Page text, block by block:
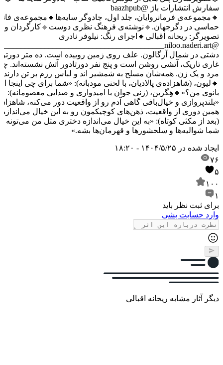
سفارش انتشارات باژ @baazhpub
🔸مجموعه‌ی فرمانروایان، جلد اول، جادوگر سایه‌ها 🔸مجموعه‌ی
حماسی در دگرجهان. 🔸نوشته‌ی فرهنگ نظری دوست 🔸کارگردان و
تصویرگر: ریحانه اقبالی 🔸اجرای رنگ: نیلوفر نادری
@niloo.naderi.art
دشتی در شمال آرگالون. علف روی زمین روییده است. ده متر دورتر
غاری تاریک، آتشی روشن است و پنج نفر دورتادور آتش نشسته‌اند.
مرد و یک زن. همه‌شان مسلح‌ به شمشیر اند و لباس رزم بر تن دارند.
🔸لیون، (شاهزاده‌ی پالادیان، با لحنی مودبانه): «شما برای چی اینجا
بانوی من؟» 🔸هِگرین، (زنی جوان با امیدواری و صدایی معصومانه):
«بلندپروازی و خیال‌بافی گاهی آدم رو از واقعیت دور می‌کنه،
همین دوری از واقعیت، ذهن‌های کوچیکمون رو به این خیال
(بعد از مکثی کوتاه): «به این خیال می‌اندازه دختری مثل من می‌تونه
شما شوالیه‌ها و سلحشورها و قهرمان‌ها بشه.»
ایجاد شده در ۱۴۰۴/۵/۲۵ - ۱۸:۲۰
۷۶
۵
۱۰۰
۱
برای ثبت نظر باید
وارد حسابت بشی
دیگر آثار مشابه ریحانه اقبالی